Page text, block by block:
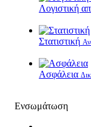
Λογιστική
Στατιστική
Ασφάλεια
Ενσωμάτωση